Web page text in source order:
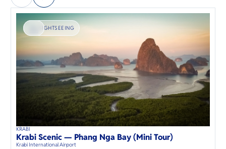
SIGHTSEEING
45mins⦁up to8guests
KRABI
Krabi Scenic — Phang Nga Bay (Mini Tour)
Krabi International Airport